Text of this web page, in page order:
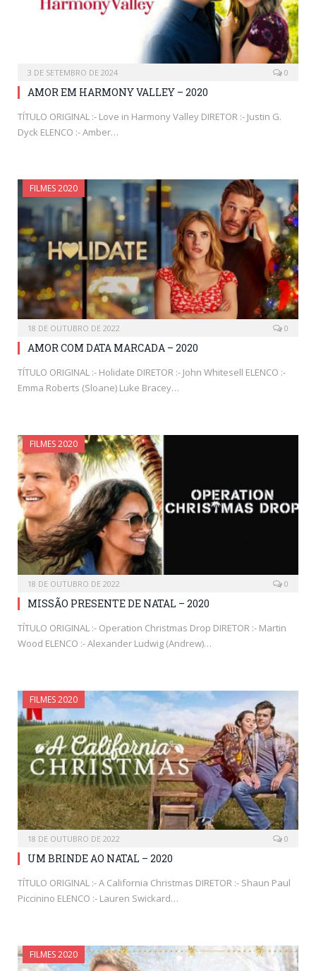
3 DE SETEMBRO DE 2024 0
AMOR EM HARMONY VALLEY – 2020
TÍTULO ORIGINAL :- Love in Harmony Valley DIRETOR :- Justin G.
Dyck ELENCO :- Amber…
FILMES 2020
18 DE OUTUBRO DE 2022 0
AMOR COM DATA MARCADA – 2020
TÍTULO ORIGINAL :- Holidate DIRETOR :- John Whitesell ELENCO :-
Emma Roberts (Sloane) Luke Bracey…
FILMES 2020
18 DE OUTUBRO DE 2022 0
MISSÃO PRESENTE DE NATAL – 2020
TÍTULO ORIGINAL :- Operation Christmas Drop DIRETOR :- Martin
Wood ELENCO :- Alexander Ludwig (Andrew)…
FILMES 2020
18 DE OUTUBRO DE 2022 0
UM BRINDE AO NATAL – 2020
TÍTULO ORIGINAL :- A California Christmas DIRETOR :- Shaun Paul
Piccinino ELENCO :- Lauren Swickard…
FILMES 2020